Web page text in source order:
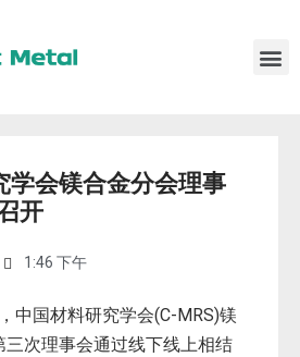
学会镁合金分会理事
开
1:46 下午
中国材料研究学会(C-MRS)镁
三次理事会通过线下线上相结